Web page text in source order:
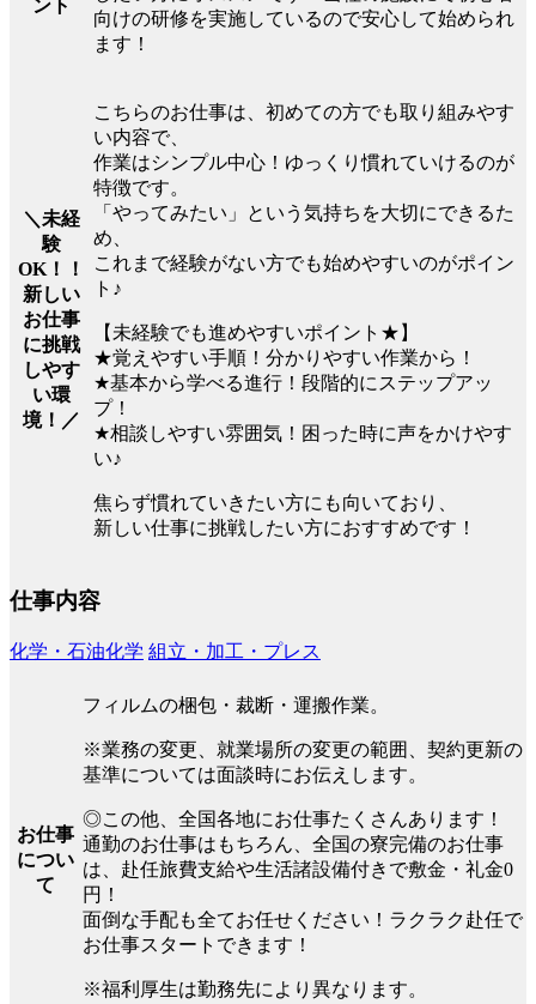
ント
向けの研修を実施しているので安心して始められ
ます！
＼未経
験
OK！！
新しい
お仕事
に挑戦
しやす
い環
境！／
こちらのお仕事は、初めての方でも取り組みやす
い内容で、
作業はシンプル中心！ゆっくり慣れていけるのが
特徴です。
「やってみたい」という気持ちを大切にできるた
め、
これまで経験がない方でも始めやすいのがポイン
ト♪
【未経験でも進めやすいポイント★】
★覚えやすい手順！分かりやすい作業から！
★基本から学べる進行！段階的にステップアッ
プ！
★相談しやすい雰囲気！困った時に声をかけやす
い♪
焦らず慣れていきたい方にも向いており、
新しい仕事に挑戦したい方におすすめです！
仕事内容
化学・石油化学 組立・加工・プレス
お仕事
につい
て
フィルムの梱包・裁断・運搬作業。
※業務の変更、就業場所の変更の範囲、契約更新の
基準については面談時にお伝えします。
◎この他、全国各地にお仕事たくさんあります！
通勤のお仕事はもちろん、全国の寮完備のお仕事
は、赴任旅費支給や生活諸設備付きで敷金・礼金0
円！
面倒な手配も全てお任せください！ラクラク赴任で
お仕事スタートできます！
※福利厚生は勤務先により異なります。